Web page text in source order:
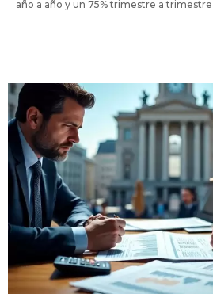
año a año y un 75% trimestre a